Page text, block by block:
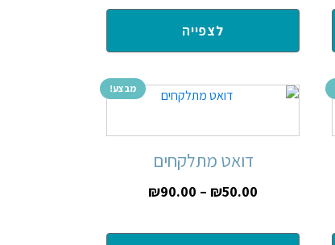
לצפייה
מבצע!
דואט מתלקחים
₪50.00
–
₪90.00